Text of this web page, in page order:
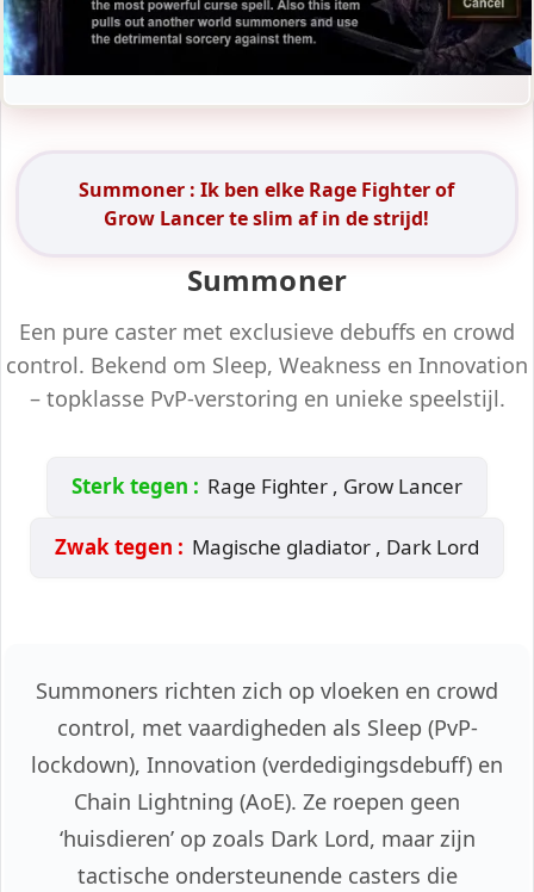
Summoner : Ik ben elke Rage Fighter of
Grow Lancer te slim af in de strijd!
Summoner
Een pure caster met exclusieve debuffs en crowd
control. Bekend om Sleep, Weakness en Innovation
– topklasse PvP-verstoring en unieke speelstijl.
Sterk tegen : Rage Fighter , Grow Lancer
Zwak tegen : Magische gladiator , Dark Lord
Summoners richten zich op vloeken en crowd
control, met vaardigheden als Sleep (PvP-
lockdown), Innovation (verdedigingsdebuff) en
Chain Lightning (AoE). Ze roepen geen
‘huisdieren’ op zoals Dark Lord, maar zijn
tactische ondersteunende casters die